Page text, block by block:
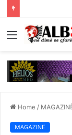
Menu
Home /
MAGAZINË